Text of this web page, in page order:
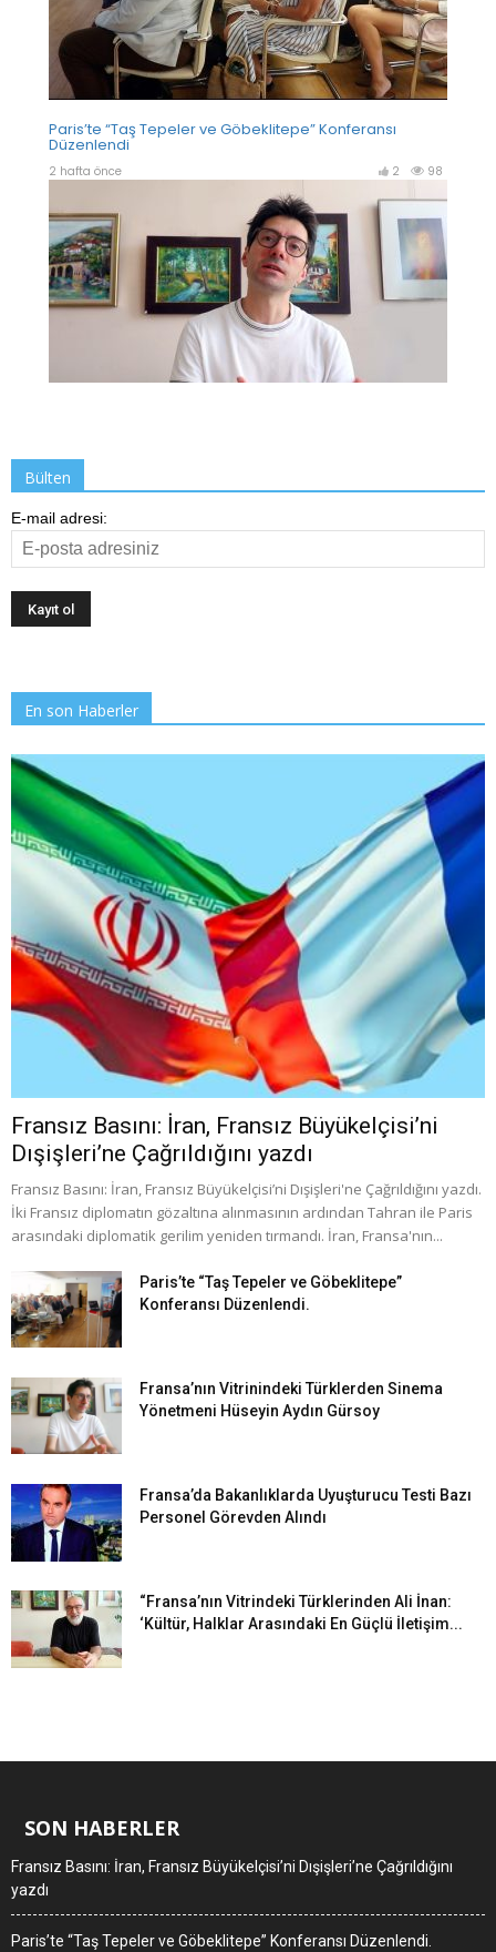
Bülten
E-mail adresi:
En son Haberler
Fransız Basını: İran, Fransız Büyükelçisi’ni
Dışişleri’ne Çağrıldığını yazdı
Fransız Basını: İran, Fransız Büyükelçisi’ni Dışişleri'ne Çağrıldığını yazdı.
İki Fransız diplomatın gözaltına alınmasının ardından Tahran ile Paris
arasındaki diplomatik gerilim yeniden tırmandı. İran, Fransa'nın...
Paris’te “Taş Tepeler ve Göbeklitepe”
Konferansı Düzenlendi.
Fransa’nın Vitrinindeki Türklerden Sinema
Yönetmeni Hüseyin Aydın Gürsoy
Fransa’da Bakanlıklarda Uyuşturucu Testi Bazı
Personel Görevden Alındı
“Fransa’nın Vitrindeki Türklerinden Ali İnan:
‘Kültür, Halklar Arasındaki En Güçlü İletişim...
SON HABERLER
Fransız Basını: İran, Fransız Büyükelçisi’ni Dışişleri’ne Çağrıldığını
yazdı
Paris’te “Taş Tepeler ve Göbeklitepe” Konferansı Düzenlendi.